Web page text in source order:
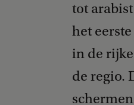
tot
het
in de
de regio.